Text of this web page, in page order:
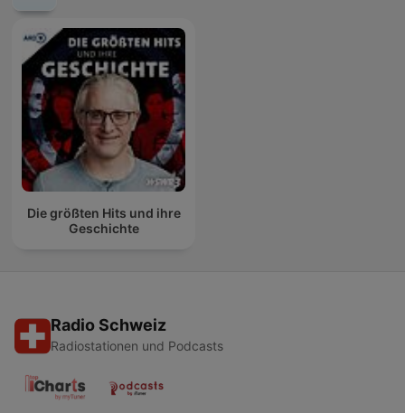
Die größten Hits und ihre
Geschichte
Radio Schweiz
Radiostationen und Podcasts